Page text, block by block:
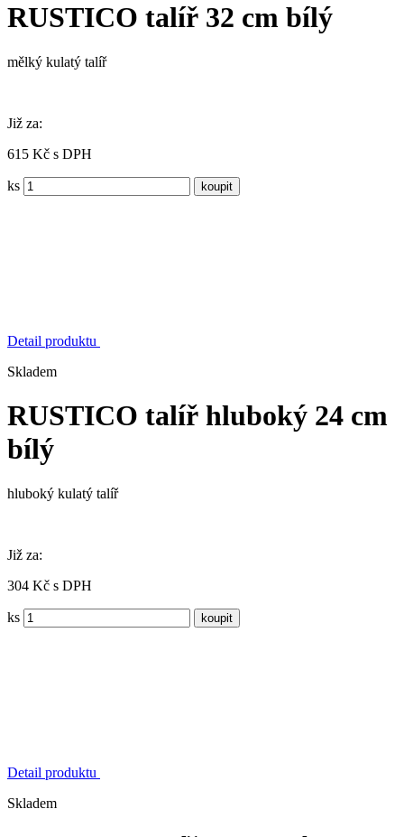
RUSTICO talíř 32 cm bílý
mělký kulatý talíř
Již za:
615 Kč s DPH
ks
Detail produktu
Skladem
RUSTICO talíř hluboký 24 cm
bílý
hluboký kulatý talíř
Již za:
304 Kč s DPH
ks
Detail produktu
Skladem